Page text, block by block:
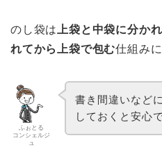
のし袋は
上袋と中袋に分か
れてから上袋で包む仕組み
ふぉとる
コンシェルジ
ュ
書き間違いなど
しておくと安心